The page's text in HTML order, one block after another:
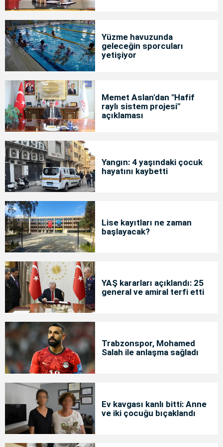
Yüzme havuzunda
geleceğin sporcuları
yetişiyor
Memet Aslan'dan "Hafif
raylı sistem projesi"
açıklaması
Yangın: 4 yaşındaki çocuk
hayatını kaybetti
Lise kayıtları ne zaman
başlayacak?
YAŞ kararları açıklandı: 25
general ve amiral terfi etti
Trabzonspor, Mohamed
Salah ile anlaşma sağladı
Ev kavgası kanlı bitti: Anne
ve iki çocuğu bıçaklandı